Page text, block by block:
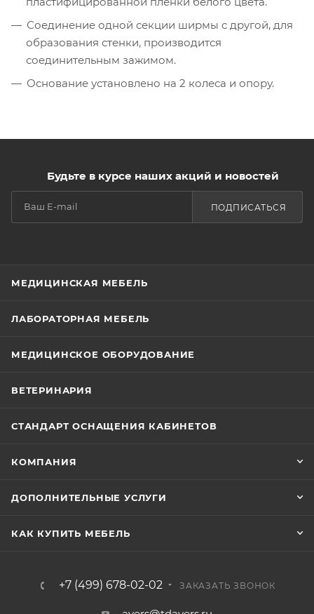
Соединение одной секции ширмы с другой, для
образования стенки, производится
соединительным зажимом.
Основание установлено на 2 колеса и опору.
Будьте в курсе наших акций и новостей
ПОДПИСАТЬСЯ
МЕДИЦИНСКАЯ МЕБЕЛЬ
ЛАБОРАТОРНАЯ МЕБЕЛЬ
МЕДИЦИНСКОЕ ОБОРУДОВАНИЕ
ВЕТЕРИНАРИЯ
СТАНДАРТ ОСНАЩЕНИЯ КАБИНЕТОВ
КОМПАНИЯ
ДОПОЛНИТЕЛЬНЫЕ УСЛУГИ
КАК КУПИТЬ МЕБЕЛЬ
+7 (499) 678-02-02 ЗАКАЗАТЬ ЗВОНОК